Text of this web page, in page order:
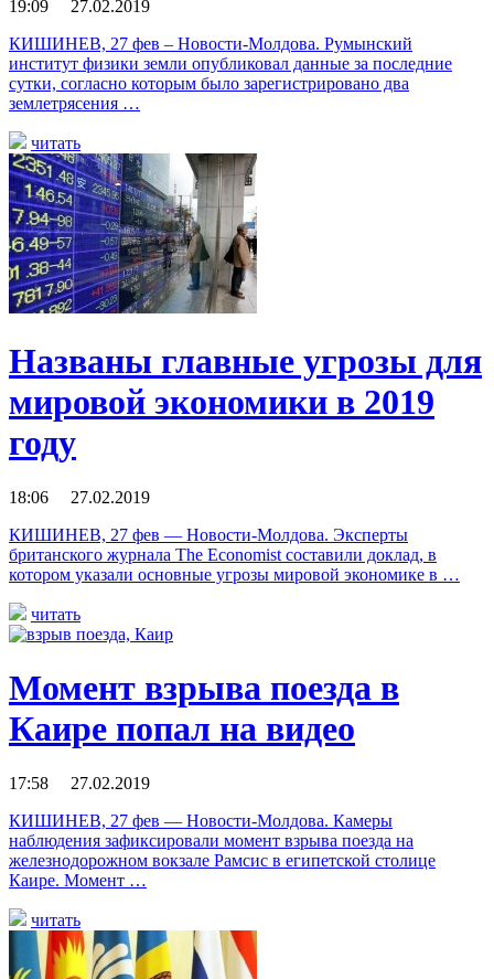
19:09 27.02.2019
КИШИНЕВ, 27 фев – Новости-Молдова. Румынский
институт физики земли опубликовал данные за последние
сутки, согласно которым было зарегистрировано два
землетрясения …
читать
Названы главные угрозы для
мировой экономики в 2019
году
18:06 27.02.2019
КИШИНЕВ, 27 фев — Новости-Молдова. Эксперты
британского журнала The Economist составили доклад, в
котором указали основные угрозы мировой экономике в …
читать
Момент взрыва поезда в
Каире попал на видео
17:58 27.02.2019
КИШИНЕВ, 27 фев — Новости-Молдова. Камеры
наблюдения зафиксировали момент взрыва поезда на
железнодорожном вокзале Рамсис в египетской столице
Каире. Момент …
читать